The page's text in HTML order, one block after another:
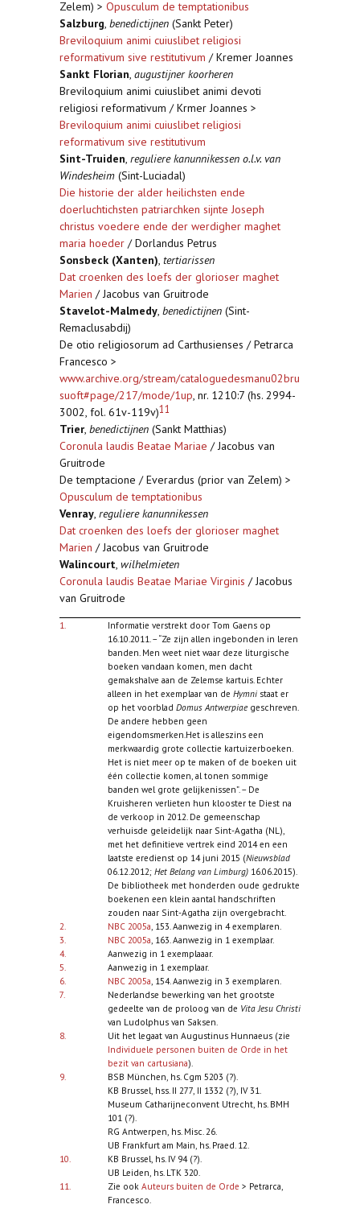
Zelem) > Opusculum de temptationibus
Salzburg, benedictijnen (Sankt Peter)
Breviloquium animi cuiuslibet religiosi
reformativum sive restitutivum / Kremer Joannes
Sankt Florian, augustijner koorheren
Breviloquium animi cuiuslibet animi devoti
religiosi reformativum / Krmer Joannes >
Breviloquium animi cuiuslibet religiosi
reformativum sive restitutivum
Sint-Truiden, reguliere kanunnikessen o.l.v. van
Windesheim (Sint-Luciadal)
Die historie der alder heilichsten ende
doerluchtichsten patriarchken sijnte Joseph
christus voedere ende der werdigher maghet
maria hoeder / Dorlandus Petrus
Sonsbeck (Xanten), tertiarissen
Dat croenken des loefs der glorioser maghet
Marien / Jacobus van Gruitrode
Stavelot-Malmedy, benedictijnen (Sint-
Remaclusabdij)
De otio religiosorum ad Carthusienses / Petrarca
Francesco >
www.archive.org/stream/cataloguedesmanu02bru
suoft#page/217/mode/1up, nr. 1210:7 (hs. 2994-
3002, fol. 61v-119v)11
Trier, benedictijnen (Sankt Matthias)
Coronula laudis Beatae Mariae / Jacobus van
Gruitrode
De temptacione / Everardus (prior van Zelem) >
Opusculum de temptationibus
Venray, reguliere kanunnikessen
Dat croenken des loefs der glorioser maghet
Marien / Jacobus van Gruitrode
Walincourt, wilhelmieten
Coronula laudis Beatae Mariae Virginis / Jacobus
van Gruitrode
1.
Informatie verstrekt door Tom Gaens op
16.10.2011. – “Ze zijn allen ingebonden in leren
banden. Men weet niet waar deze liturgische
boeken vandaan komen, men dacht
gemakshalve aan de Zelemse kartuis. Echter
alleen in het exemplaar van de Hymnistaat er
op het voorblad Domus Antwerpiaegeschreven.
De andere hebben geen
eigendomsmerken.Het is alleszins een
merkwaardig grote collectie kartuizerboeken.
Het is niet meer op te maken of de boeken uit
één collectie komen, al tonen sommige
banden wel grote gelijkenissen”. – De
Kruisheren verlieten hun klooster te Diest na
de verkoop in 2012. De gemeenschap
verhuisde geleidelijk naar Sint-Agatha (NL),
met het definitieve vertrek eind 2014 en een
laatste eredienst op 14 juni 2015 (Nieuwsblad
06.12.2012; Het Belang van Limburg)16.06.2015).
De bibliotheek met honderden oude gedrukte
boekenen een klein aantal handschriften
zouden naar Sint-Agatha zijn overgebracht.
2.
NBC 2005a , 153. Aanwezig in 4 exemplaren.
3.
NBC 2005a , 163. Aanwezig in 1 exemplaar.
4.
Aanwezig in 1 exemplaaar.
5.
Aanwezig in 1 exemplaar.
6.
NBC 2005a , 154. Aanwezig in 3 exemplaren.
7.
Nederlandse bewerking van het grootste
gedeelte van de proloog van de Vita Jesu Christi
van Ludolphus van Saksen.
8.
Uit het legaat van Augustinus Hunnaeus (zie
Individuele personen buiten de Orde in het
bezit van cartusiana).
9.
BSB München, hs. Cgm 5203 (?).
KB Brussel, hss. II 277, II 1332 (?), IV 31.
Museum Catharijneconvent Utrecht, hs. BMH
101 (?).
RG Antwerpen, hs. Misc. 26.
UB Frankfurt am Main, hs. Praed. 12.
10.
KB Brussel, hs. IV 94 (?).
UB Leiden, hs. LTK 320.
11.
Zie ook Auteurs buiten de Orde > Petrarca,
Francesco.